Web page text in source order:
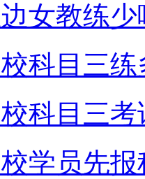
女教练少
科目三练
科目三考
学员先